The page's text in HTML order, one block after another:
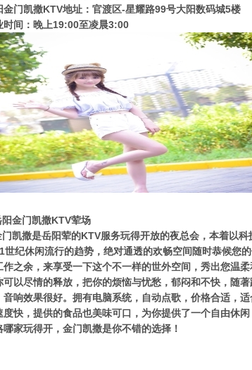
金门凯撒KTV地址：官渡区-星耀路99号大阳数码城5楼
时间：晚上19:00至凌晨3:00
金门凯撒KTV荤场
凯撒是岳阳荤的KTV服务玩得开放的夜总会，本着以
世纪休闲流行的趋势，绝对通透的欢畅空间随时恭候您
作之余，来享受一下这个不一样的世外空间，秀出您温
可以尽情的释放，把你的烦恼与忧愁，郁闷和不快，随
音响效果很好。拥有电脑系统，自动点歌，价格合适，
度快，提供的食品也美味可口，为你提供了一个自由休
哪家玩得开，金门凯撒是你不错的选择！